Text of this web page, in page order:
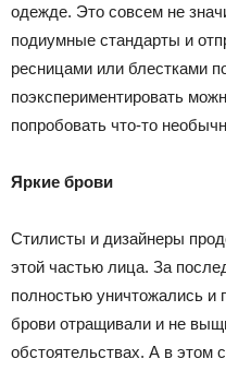
одежде. Это совсем не
подиумные стандарты и
ресницами или блестками
поэкспериментировать
попробовать что-то
Яркие брови
Стилисты и дизайнеры
этой частью лица. За
полностью уничтожались и
брови отращивали и не
обстоятельствах. А в этом